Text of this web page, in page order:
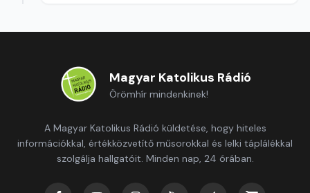
Magyar Katolikus Rádió
Örömhír mindenkinek!
A Magyar Katolikus Rádió küldetése, hogy hiteles
információkkal, értékközvetítő műsorokkal és lelki táplálékkal
szolgálja hallgatóit. Minden nap, 24 órában.